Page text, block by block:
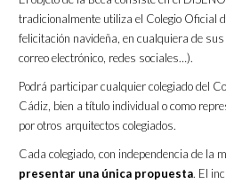
tradicionalmente utiliza el Colegio Oficial
felicitación navideña, en cualquiera de
correo electrónico, redes sociales…).
Podrá participar cualquier colegiado del
Cádiz, bien a título individual o como
por otros arquitectos colegiados.
Cada colegiado, con independencia de la
presentar una única propuesta. El